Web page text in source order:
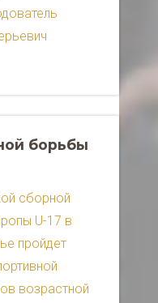
борьбы
сборной
U-17 в
пройдет
возрастной